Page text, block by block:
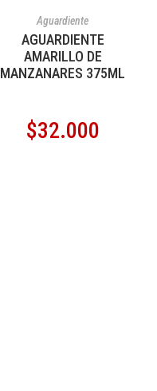
Aguardiente
AGUARDIENTE
AMARILLO DE
MANZANARES 375ML
$32.000